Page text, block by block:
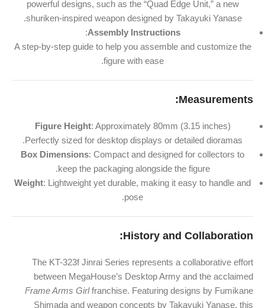
powerful designs, such as the “Quad Edge Unit,” a new
shuriken-inspired weapon designed by Takayuki Yanase.
Assembly Instructions
:
A step-by-step guide to help you assemble and customize the
figure with ease.
Measurements:
Figure Height: Approximately 80mm (3.15 inches)
Perfectly sized for desktop displays or detailed dioramas.
Box Dimensions: Compact and designed for collectors to
keep the packaging alongside the figure.
Weight: Lightweight yet durable, making it easy to handle and
pose.
History and Collaboration:
The KT-323f Jinrai Series represents a collaborative effort
between MegaHouse’s Desktop Army and the acclaimed
Frame Arms Girlfranchise. Featuring designs by Fumikane
Shimada and weapon concepts by Takayuki Yanase, this